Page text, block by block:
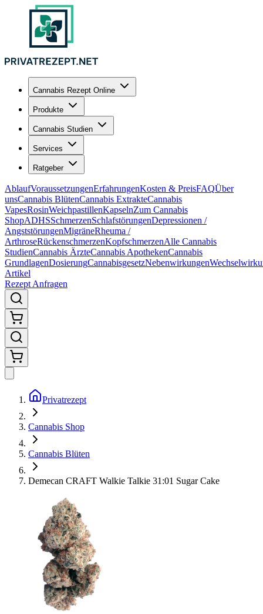
Cannabis Rezept Online
Produkte
Cannabis Studien
Services
Ratgeber
AblaufVoraussetzungenErfahrungenKosten & PreisFAQÜber
unsCannabis BlütenCannabis ExtrakteCannabis
VapesRosinWeichpastillenKapselnZum Cannabis
ShopADHSSchmerzenSchlafstörungenDepressionen /
AngststörungenMigräneRheuma /
ArthroseRückenschmerzenKopfschmerzenAlle Cannabis
StudienCannabis ÄrzteCannabis ApothekenCannabis
GrundlagenDosierungCannabisgesetzNebenwirkungen
Artikel
Rezept Anfragen
Privatrezept
Cannabis Shop
Cannabis Blüten
Demecan CRAFT Walkie Talkie 31:01 Sugar Cake